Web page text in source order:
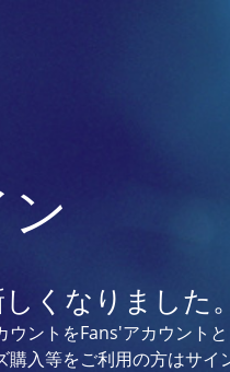
くなりました。
ウントをFans'アカウント
入等をご利用の方はサイ